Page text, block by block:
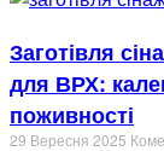
Заготівля
для ВРХ:
поживності
29 Вересня 2025